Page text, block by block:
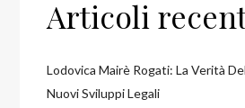
Articoli
Lodovica Mairè Rogati: La Verità
Nuovi Sviluppi Legali